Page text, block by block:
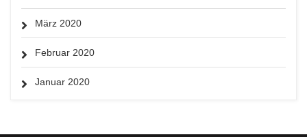
März 2020
Februar 2020
Januar 2020